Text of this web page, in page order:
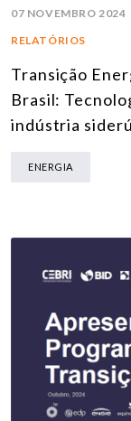
07 NOVEMBRO 2024
RELATÓRIOS
Transição
Brasil:
indústria
ENERGIA